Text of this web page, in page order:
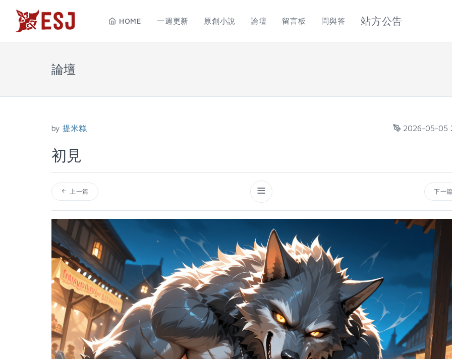
HOME 一週更新 原創小說 論壇 留言板 問與答 站方公告
論壇
by 提米糕 2026-05-05
初見
上一篇 下一